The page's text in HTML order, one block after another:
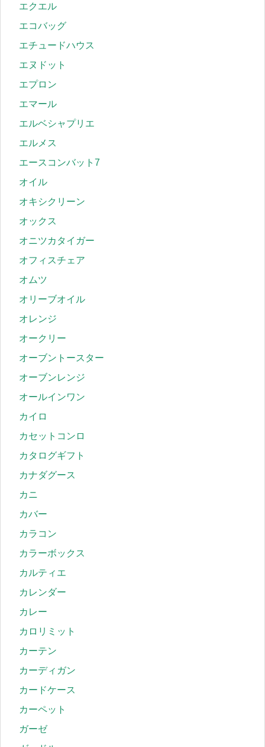
エクエル
エコバッグ
エチュードハウス
エヌドット
エプロン
エマール
エルベシャプリエ
エルメス
エースコンバット7
オイル
オキシクリーン
オックス
オニツカタイガー
オフィスチェア
オムツ
オリーブオイル
オレンジ
オークリー
オーブントースター
オーブンレンジ
オールインワン
カイロ
カセットコンロ
カタログギフト
カナダグース
カニ
カバー
カラコン
カラーボックス
カルティエ
カレンダー
カレー
カロリミット
カーテン
カーディガン
カードケース
カーペット
ガーゼ